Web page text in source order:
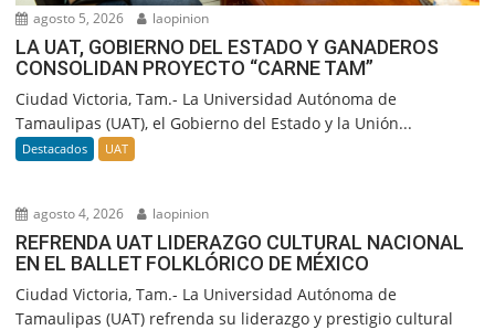
agosto 5, 2026 laopinion
LA UAT, GOBIERNO DEL ESTADO Y GANADEROS
CONSOLIDAN PROYECTO “CARNE TAM”
Ciudad Victoria, Tam.- La Universidad Autónoma de
Tamaulipas (UAT), el Gobierno del Estado y la Unión...
Destacados UAT
agosto 4, 2026 laopinion
REFRENDA UAT LIDERAZGO CULTURAL NACIONAL
EN EL BALLET FOLKLÓRICO DE MÉXICO
Ciudad Victoria, Tam.- La Universidad Autónoma de
Tamaulipas (UAT) refrenda su liderazgo y prestigio cultural